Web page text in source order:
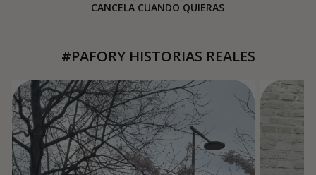
CANCELA CUANDO QUIERAS
#PAFORY HISTORIAS REALES